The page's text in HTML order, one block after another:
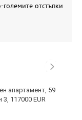
отстъпки
апартамент, 59
117000 EUR